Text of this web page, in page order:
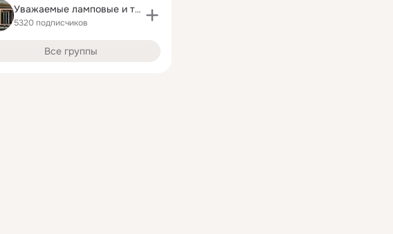
Уважаемые ламповые и транзисторные друзья
5320 подписчиков
Все группы